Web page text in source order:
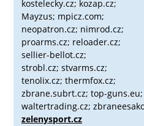
kostelecky.cz; kozap.cz;
Mayzus; mpicz.com;
neopatron.cz; nimrod.cz;
proarms.cz; reloader.cz;
sellier-bellot.cz;
strobl.cz; stvarms.cz;
tenolix.cz; thermfox.cz;
zbrane.subrt.cz; top-guns.eu;
waltertrading.cz;
zelenysport.cz